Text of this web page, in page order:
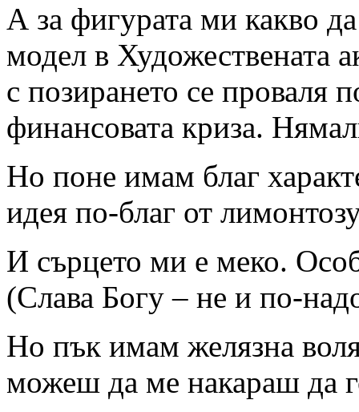
А за фигурата ми какво
модел в Художествената
с позирането се проваля
финансовата криза.
Но поне имам благ
идея по-благ от
И сърцето ми е меко.
(Слава Богу – не и по-
Но пък имам желязна
можеш да ме накараш да